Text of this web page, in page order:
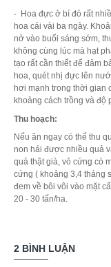
- Hoa đực ở bí đỏ rất
hoa cái vài ba ngày.
nở vào buổi sáng sớm,
không cùng lúc mà hạt
tạo rất cần thiết để đảm
hoa, quét nhị đực lên
hơi mạnh trong thời gian
khoảng cách trồng và độ
Thu hoạch:
Nếu ăn ngay có thể thu
non hái được nhiều quả
quả thật già, vỏ cứng có
cứng ( khoảng 3,4 tháng
đem về bôi vôi vào mặt
20 - 30 tấn/ha.
2 BÌNH LUẬN